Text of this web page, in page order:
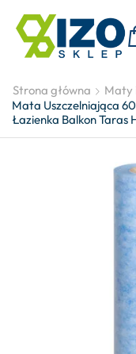
Strona główna Maty
Mata Uszczelniająca
Łazienka Balkon Taras